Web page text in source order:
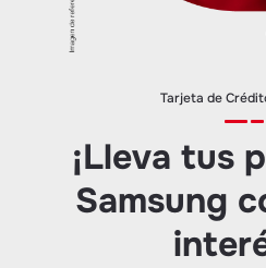
Tarjeta de
¡Lleva tus
Samsung